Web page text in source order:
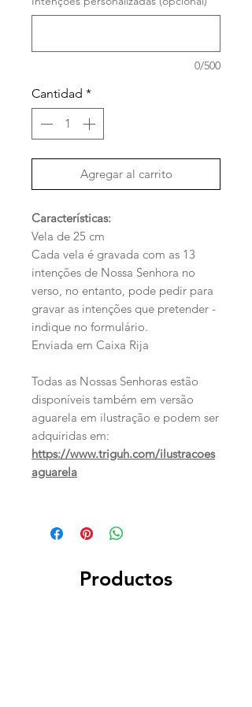
0/500
Cantidad *
Agregar al carrito
Características:
Vela de 25 cm
Cada vela é gravada com as 13
intenções de Nossa Senhora no
verso, no entanto, pode pedir para
gravar as intenções que pretender -
indique no formulário.
Enviada em Caixa Rija
Todas as Nossas Senhoras estão
disponíveis também em versão
aguarela em ilustração e podem ser
adquiridas em:
https://www.triguh.com/ilustracoes
aguarela
Productos